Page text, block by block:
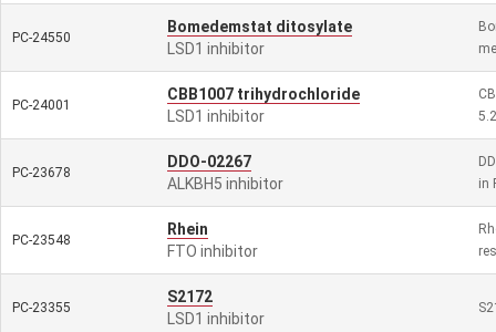
PC-24550
Bomedemstat ditosylate
LSD1 inhibitor
PC-24001
CBB1007 trihydrochloride
LSD1 inhibitor
PC-23678
DDO-02267
ALKBH5 inhibitor
in
PC-23548
Rhein
FTO inhibitor
PC-23355
S2172
LSD1 inhibitor